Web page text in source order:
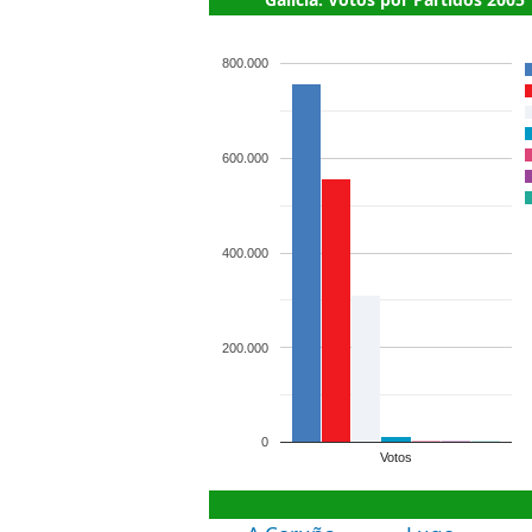
Votos
0
200.000
400.000
600.000
800.000